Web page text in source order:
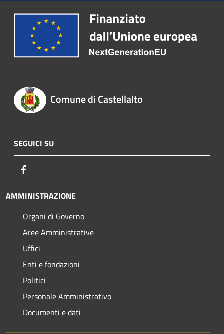
Comune di Castellalto
SEGUICI SU
AMMINISTRAZIONE
Organi di Governo
Aree Amministrative
Uffici
Enti e fondazioni
Politici
Personale Amministrativo
Documenti e dati